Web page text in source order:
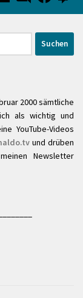
2000 sämtliche
als wichtig und
YouTube-Videos
und drüben
Newsletter